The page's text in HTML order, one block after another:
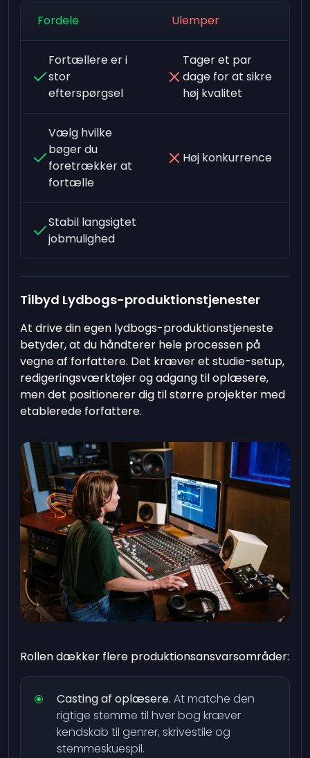
Fordele Ulemper
Fortællere er i
stor
efterspørgsel
Tager et par
dage for at sikre
høj kvalitet
Vælg hvilke
bøger du
foretrækker at
fortælle
Høj konkurrence
Stabil langsigtet
jobmulighed
Tilbyd Lydbogs-produktionstjenester
At drive din egen lydbogs-produktionstjeneste
betyder, at du håndterer hele processen på
vegne af forfattere. Det kræver et studie-setup,
redigeringsværktøjer og adgang til oplæsere,
men det positionerer dig til større projekter med
etablerede forfattere.
Rollen dækker flere produktionsansvarsområder:
Casting af oplæsere. At matche den
rigtige stemme til hver bog kræver
kendskab til genrer, skrivestile og
stemmeskuespil.